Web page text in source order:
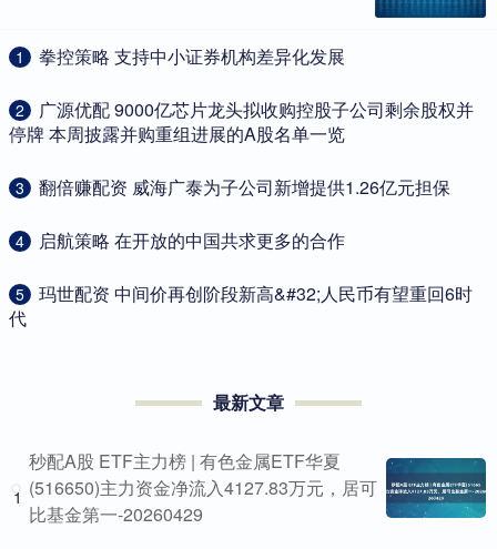
1 ​拳控策略 支持中小证券机构差异化发展
2
​广源优配 9000亿芯片龙头拟收购控股子公司剩余股权并
停牌 本周披露并购重组进展的A股名单一览
3 ​翻倍赚配资 威海广泰为子公司新增提供1.26亿元担保
4 ​启航策略 在开放的中国共求更多的合作
5
​玛世配资 中间价再创阶段新高&#32;人民币有望重回6时
代
最新文章
1
秒配A股 ETF主力榜 | 有色金属ETF华夏
(516650)主力资金净流入4127.83万元，居可
比基金第一-20260429